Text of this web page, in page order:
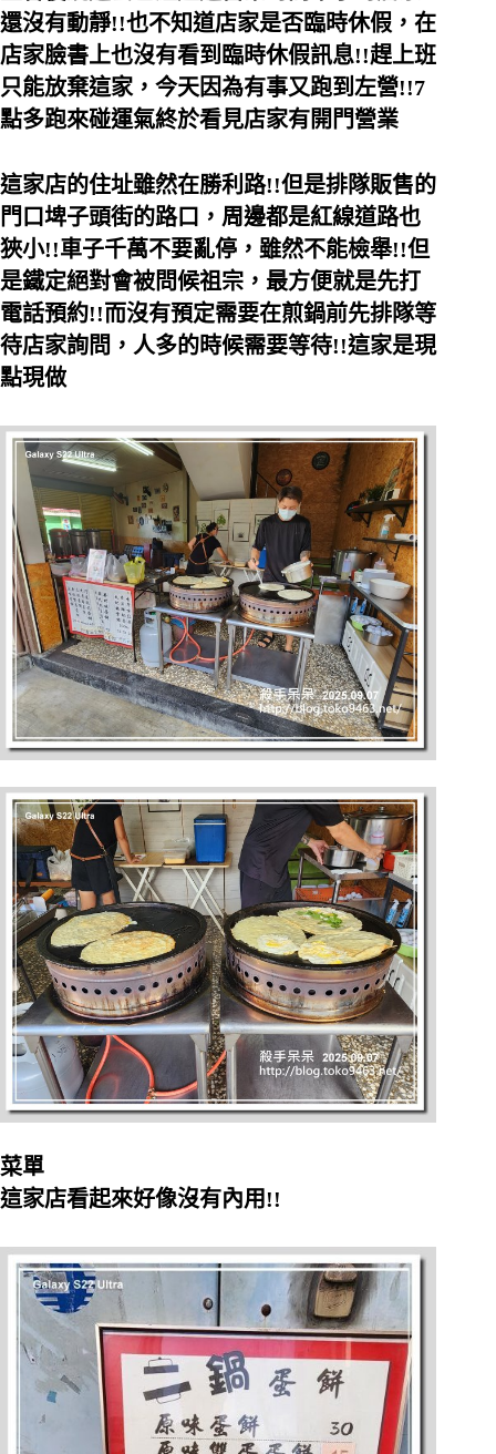
還沒有動靜!!也不知道店家是否臨時休假，在
店家臉書上也沒有看到臨時休假訊息!!趕上班
只能放棄這家，今天因為有事又跑到左營!!7
點多跑來碰運氣終於看見店家有開門營業
這家店的住址雖然在勝利路!!但是排隊販售的
門口埤子頭街的路口，周邊都是紅線道路也
狹小!!車子千萬不要亂停，雖然不能檢舉!!但
是鐵定絕對會被問候祖宗，最方便就是先打
電話預約!!而沒有預定需要在煎鍋前先排隊等
待店家詢問，人多的時候需要等待!!這家是現
點現做
菜單
這家店看起來好像沒有內用!!